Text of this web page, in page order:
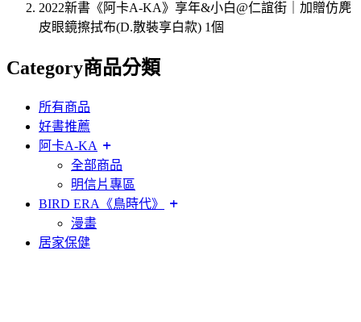
2022新書《阿卡A-KA》享年&小白@仁誼街｜加贈仿麂
皮眼鏡擦拭布(D.散裝享白款) 1個
Category商品分類
所有商品
好書推薦
阿卡A-KA
全部商品
明信片專區
BIRD ERA《鳥時代》
漫畫
居家保健